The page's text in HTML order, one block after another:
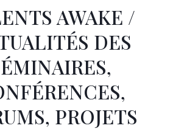
AWAKE /
DES
PROJETS